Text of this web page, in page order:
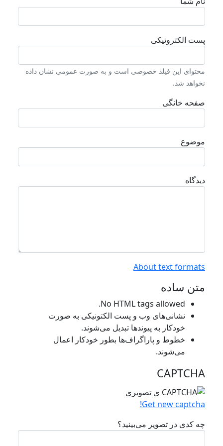
پست الکترونیکی
محتوای این فیلد خصوصی است و به صورت عمومی نشان داده
نخواهد شد.
صفحه خانگی
موضوع
دیدگاه
About text formats
متن ساده
No HTML tags allowed.
نشانی‌های وب و پست الکتونیکی به صورت
خودکار به پیوند‌ها تبدیل می‌شوند.
خطوط و پاراگراف‌ها بطور خودکار اعمال
می‌شوند.
CAPTCHA
Get new captcha!
چه کدی در تصویر می‌بینید؟